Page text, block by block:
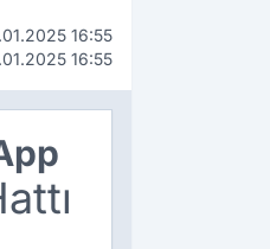
16:55
16:55